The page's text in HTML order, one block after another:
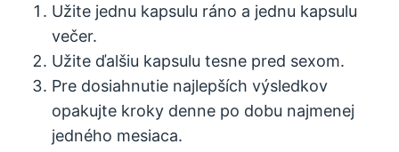
Užite jednu kapsulu ráno a jednu kapsulu
večer.
Užite ďalšiu kapsulu tesne pred sexom.
Pre dosiahnutie najlepších výsledkov
opakujte kroky denne po dobu najmenej
jedného mesiaca.